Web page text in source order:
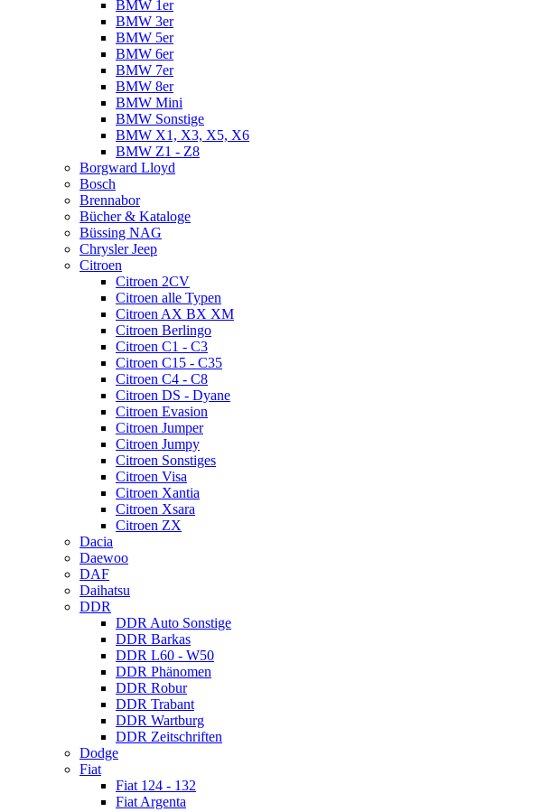
BMW 1er
BMW 3er
BMW 5er
BMW 6er
BMW 7er
BMW 8er
BMW Mini
BMW Sonstige
BMW X1, X3, X5, X6
BMW Z1 - Z8
Borgward Lloyd
Bosch
Brennabor
Bücher & Kataloge
Büssing NAG
Chrysler Jeep
Citroen
Citroen 2CV
Citroen alle Typen
Citroen AX BX XM
Citroen Berlingo
Citroen C1 - C3
Citroen C15 - C35
Citroen C4 - C8
Citroen DS - Dyane
Citroen Evasion
Citroen Jumper
Citroen Jumpy
Citroen Sonstiges
Citroen Visa
Citroen Xantia
Citroen Xsara
Citroen ZX
Dacia
Daewoo
DAF
Daihatsu
DDR
DDR Auto Sonstige
DDR Barkas
DDR L60 - W50
DDR Phänomen
DDR Robur
DDR Trabant
DDR Wartburg
DDR Zeitschriften
Dodge
Fiat
Fiat 124 - 132
Fiat Argenta